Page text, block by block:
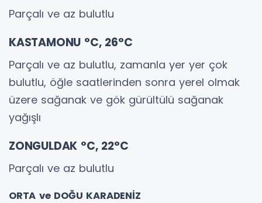
Parçalı ve az bulutlu
KASTAMONU °C, 26°C
Parçalı ve az bulutlu, zamanla yer yer çok
bulutlu, öğle saatlerinden sonra yerel olmak
üzere sağanak ve gök gürültülü sağanak
yağışlı
ZONGULDAK °C, 22°C
Parçalı ve az bulutlu
ORTA ve DOĞU KARADENİZ